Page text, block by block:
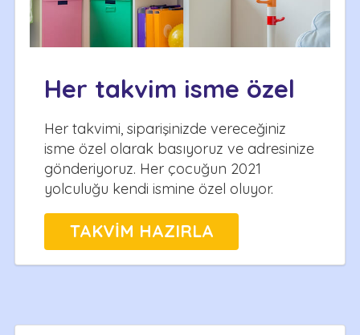
Her takvim isme özel
Her takvimi, siparişinizde vereceğiniz
isme özel olarak basıyoruz ve adresinize
gönderiyoruz. Her çocuğun 2021
yolculuğu kendi ismine özel oluyor.
TAKVİM HAZIRLA